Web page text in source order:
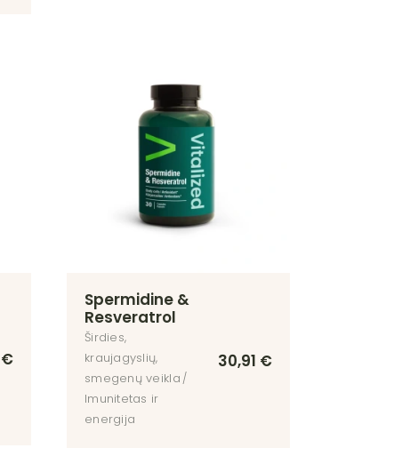
€
Spermidine &
Resveratrol
Širdies,
kraujagyslių,
smegenų veikla
Imunitetas ir
energija
30,91 €